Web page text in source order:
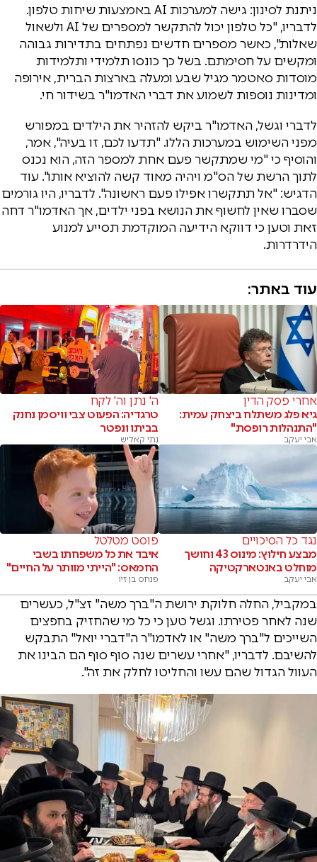
ניתנת לסינון: גישה למערכות AI באמצעות שיחות טלפון.
לדבריו, "כל טלפון יכול להתקשר למספרים של AI ולשאול
שאלות", כאשר מספרים חדשים נפתחים בתדירות גבוהה
ומקשים על חסימתם. בשל כך כונסו תלמידי ותלמידות
מוסדות סאטמר מגיל שבע ומעלה בארצות הברית, אירופה
ומדינות נוספות לשמוע את דברי האדמו"ר בשידור חי.
לדברי וגשל, האדמו"ר ביקש להזהיר את הילדים במפורש
מפני השימוש במערכות הללו. "תדעו לכם, זו בעיה", אמר,
והוסיף כי "מי שמתקשר פעם אחת למספר הזה, הוא נכנס
לתוך הרשת של הס"מ ויהיה מאוד קשה להוציא אותו". עוד
הדגיש: "אל תתקשרו אפילו פעם ראשונה". לדבריו, היו גורמים
שסברו שאין לחשוף את הנושא בפני ילדים, אך האדמו"ר דחה
זאת וטען כי דווקא הידיעה המוקדמת תסייע למנוע
הידרדרות.
עוד באתר:
אחרי פסק הדין
גיא פלג משתלח ביצחק עמית:
"התנהלות רופסת"
אבי יעקב
ה' נתן וה' לקח
טרגדיה: הפעוט צבי וויסמן נחנק
בביתו ונפטר
נתי קאליש
נגד כל הסיכויים
מבצע חילוץ: מינוס 43 וחושך
מוחלט באנטארקטיקה
אבי יעקב
פוסט מטלטל
איבד את כל משפחתו בשבי
החמאס: "הייתי מוותר על החיים"
פנחס בן זיו
במקביל, החלה חלוקת ירושת ה"ברך משה" זצ"ל, כעשרים
שנה לאחר פטירתו. וגשל טען כי כל מי שהחזיק בחפצים
השייכים ל"ברך משה" או לאדמו"ר ה"דברי יואל" התבקש
להשיבם. לדבריו, "אחרי עשרים שנה סוף סוף הם הבינו את
העוול הגדול שהם עשו והחליטו לחלק את זה".